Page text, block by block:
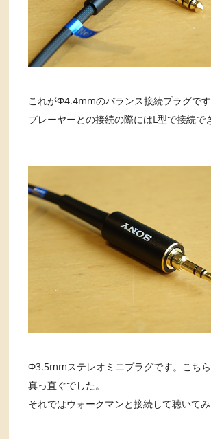
これがΦ4.4mmのバランス接続プラグです
プレーヤーとの接続の際にはL型で接続で
Φ3.5mmステレオミニプラグです。こちら
真っ直ぐでした。
それではウォークマンと接続して聴いてみ